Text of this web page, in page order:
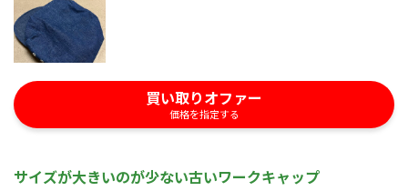
買い取りオファー
価格を指定する
サイズが大きいのが少ない古いワークキャップ